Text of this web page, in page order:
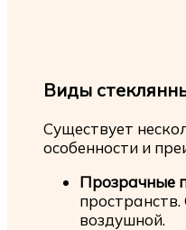
Виды
Существует
особенности и
Прозрачные
воздушной.